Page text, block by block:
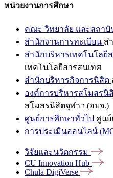
หน่วยงานการศึกษา
คณะ วิทยาลัย และสถาบั
สำนักงานการทะเบียน ส
สำนักบริหารเทคโนโลยี
เทคโนโลยีสารสนเทศ
สำนักบริหารกิจการนิสิต
องค์การบริหารสโมสรนิ
สโมสรนิสิตจุฬาฯ (อบจ.)
ศูนย์การศึกษาทั่วไป ศูนย์
การประเมินออนไลน์
วิจัยและนวัตกรรม
CU Innovation Hub
Chula DigiVerse